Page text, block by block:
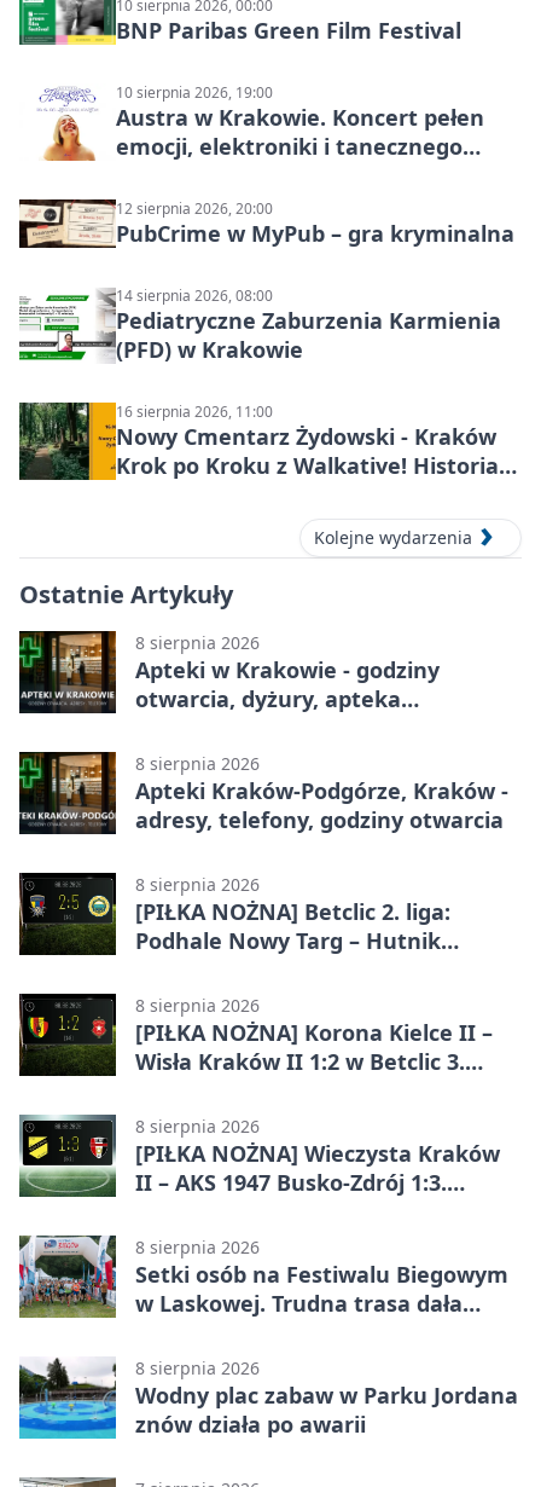
10 sierpnia 2026, 00:00
BNP Paribas Green Film Festival
10 sierpnia 2026, 19:00
Austra w Krakowie. Koncert pełen
emocji, elektroniki i tanecznego
12 sierpnia 2026, 20:00
PubCrime w MyPub – gra kryminalna
14 sierpnia 2026, 08:00
Pediatryczne Zaburzenia Karmienia
(PFD) w Krakowie
16 sierpnia 2026, 11:00
Nowy Cmentarz Żydowski - Kraków
Krok po Kroku z Walkative! Historia
Kolejne wydarzenia
Ostatnie Artykuły
8 sierpnia 2026
Apteki w Krakowie - godziny
otwarcia, dyżury, apteka
8 sierpnia 2026
Apteki Kraków-Podgórze, Kraków -
adresy, telefony, godziny otwarcia
8 sierpnia 2026
[PIŁKA NOŻNA] Betclic 2. liga:
Podhale Nowy Targ – Hutnik
efektownym zwycięstwem
8 sierpnia 2026
[PIŁKA NOŻNA] Korona Kielce II –
Wisła Kraków II 1:2 w Betclic 3.
odwróciła losy meczu
8 sierpnia 2026
[PIŁKA NOŻNA] Wieczysta Kraków
II – AKS 1947 Busko-Zdrój 1:3.
Liga Grupa 4 (Grupa IV)
8 sierpnia 2026
Setki osób na Festiwalu Biegowym
w Laskowej. Trudna trasa dała
8 sierpnia 2026
Wodny plac zabaw w Parku Jordana
znów działa po awarii